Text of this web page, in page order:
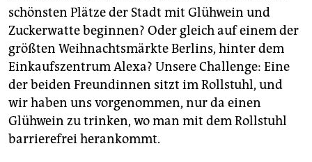
abo
genossenschaft
epaper login
schönsten Plätze der Stadt mit Glühwein und
Zuckerwatte beginnen? Oder gleich auf einem der
größten Weihnachtsmärkte Berlins, hinter dem
Einkaufszentrum Alexa? Unsere Challenge: Eine
der beiden Freundinnen sitzt im Rollstuhl, und
wir haben uns vorgenommen, nur da einen
Glühwein zu trinken, wo man mit dem Rollstuhl
barrierefrei herankommt.